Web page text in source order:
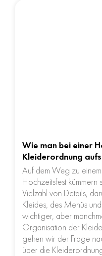
Wie man bei einer
Kleiderordnung
Auf dem Weg zu
Hochzeitsfest kümmern
Vielzahl von Details,
Kleides, des Menüs
wichtiger, aber
Organisation der
gehen wir der Frage
über die